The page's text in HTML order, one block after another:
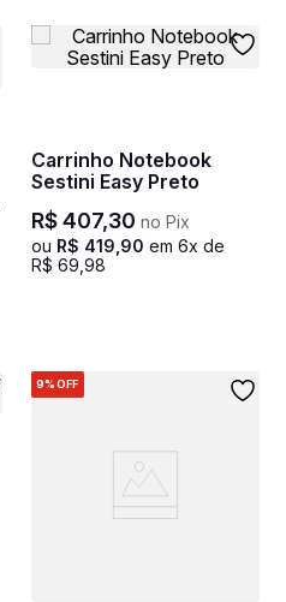
Carrinho Notebook
Sestini Easy Preto
R$407,30 no Pix
ou R$ 419 90 em 6x de
R$ 69 98
9%OFF